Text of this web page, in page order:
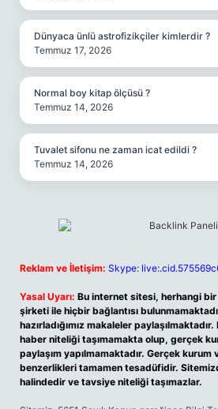
Dünyaca ünlü astrofizikçiler kimlerdir ?
Temmuz 17, 2026
Normal boy kitap ölçüsü ?
Temmuz 14, 2026
Tuvalet sifonu ne zaman icat edildi ?
Temmuz 14, 2026
Reklam ve İletişim: Skype:
Yasal Uyarı: Bu internet sitesi, herhangi
şirketi ile hiçbir bağlantısı
hazırladığımız makaleler
haber niteliği taşımamakta olup, gerçek
paylaşım yapılmamaktadır. Gerçek kurum
benzerlikleri tamamen tesadüfidir.
halindedir ve tavsiye niteliği taşımazlar.